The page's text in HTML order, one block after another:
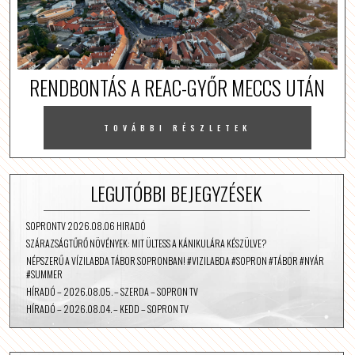
RENDBONTÁS A REAC-GYŐR MECCS UTÁN
TOVÁBBI RÉSZLETEK
LEGUTÓBBI BEJEGYZÉSEK
SOPRONTV 2026.08.06 HIRADÓ
SZÁRAZSÁGTŰRŐ NÖVÉNYEK: MIT ÜLTESS A KÁNIKULÁRA KÉSZÜLVE?
NÉPSZERŰ A VÍZILABDA TÁBOR SOPRONBAN! #VIZILABDA #SOPRON #TÁBOR #NYÁR
#SUMMER
HÍRADÓ – 2026.08.05. – SZERDA – SOPRON TV
HÍRADÓ – 2026.08.04. – KEDD – SOPRON TV